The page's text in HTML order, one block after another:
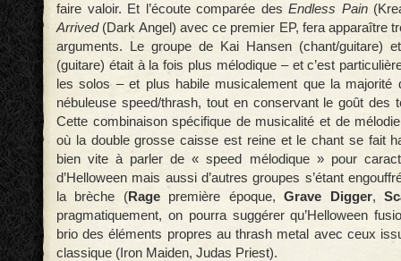
faire valoir. Et l’écoute comparée desEndless Pain
Arrived (Dark Angel) avec ce premier EP, fera apparaître
arguments. Le groupe de Kai Hansen (chant/guitare)
(guitare) était à la fois plus mélodique – et c’est
les solos – et plus habile musicalement que la majorité
nébuleuse speed/thrash, tout en conservant le goût des
Cette combinaison spécifique de musicalité et de
où la double grosse caisse est reine et le chant se fait
bien vite à parler de « speed mélodique » pour
d’Helloween mais aussi d’autres groupes s’étant
la brèche (Ragepremière époque,Grave Digger,
pragmatiquement, on pourra suggérer qu’Helloween
brio des éléments propres au thrash metal avec ceux
classique (Iron Maiden, Judas Priest).